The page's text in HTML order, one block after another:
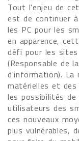
Tout l'enjeu de
est de continuer
les PC pour les
en apparence,
défi pour les sites
(Responsable de
d'information).
matérielles et
les possibilités de
utilisateurs des
ces nouveaux
plus vulnérables,